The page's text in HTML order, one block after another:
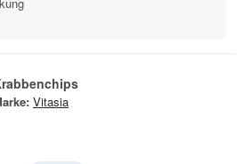
Vitasia